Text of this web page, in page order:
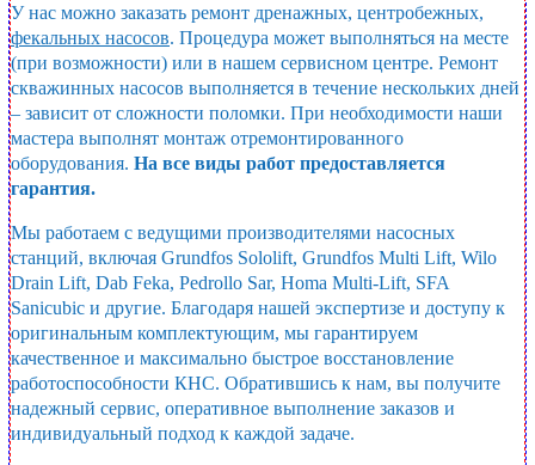
У нас можно заказать ремонт дренажных, центробежных,
фекальных насосов. Процедура может выполняться на месте
(при возможности) или в нашем сервисном центре. Ремонт
скважинных насосов выполняется в течение нескольких дней
– зависит от сложности поломки. При необходимости наши
мастера выполнят монтаж отремонтированного
оборудования. На все виды работ предоставляется
гарантия.
Мы работаем с ведущими производителями насосных
станций, включая Grundfos Sololift, Grundfos Multi Lift, Wilo
Drain Lift, Dab Feka, Pedrollo Sar, Homa Multi-Lift, SFA
Sanicubic и другие. Благодаря нашей экспертизе и доступу к
оригинальным комплектующим, мы гарантируем
качественное и максимально быстрое восстановление
работоспособности КНС. Обратившись к нам, вы получите
надежный сервис, оперативное выполнение заказов и
индивидуальный подход к каждой задаче.